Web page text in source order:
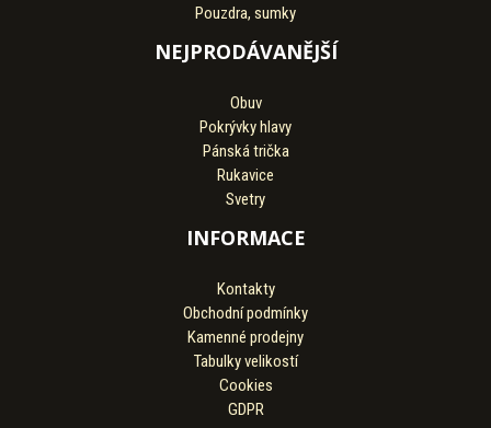
Pouzdra, sumky
NEJPRODÁVANĚJŠÍ
Obuv
Pokrývky hlavy
Pánská trička
Rukavice
Svetry
INFORMACE
Kontakty
Obchodní podmínky
Kamenné prodejny
Tabulky velikostí
Cookies
GDPR